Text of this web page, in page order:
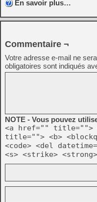
En savoir plus…
Commentaire ¬
Votre adresse e-mail ne
obligatoires sont indiqués
NOTE - Vous pouvez
<a href="" title="">
title=""> <b>
<code> <del
<s> <strike> <strong>